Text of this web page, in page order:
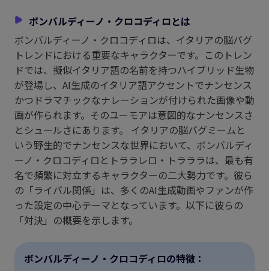
ボンバルディーノ・クロコディロとは
ボンバルディーノ・クロコディロは、イタリアの脳バグ
トレンドにおける重要なキャラクターです。このトレン
ドでは、擬似イタリア語の名前を持つハイブリッド生物
が登場し、AI生成のイタリア語アクセントでナンセンス
かつドラマチックなナレーションが付けられた画像や動
画が作られます。そのユーモアは意図的なナンセンスさ
とシュールさにあります。 イタリアの脳バグミームと
いう野生的でナンセンスな世界において、ボンバルディ
ーノ・クロコディロとトララレロ・トラララは、最も有
名で頻繁に対立するキャラクターの二大勢力です。彼ら
の「ライバル関係」は、多くのAI生成動画やファンが作
った設定の中心テーマとなっています。以下に彼らの
「対決」の概要を示します。
ボンバルディーノ・クロコディロの特徴：